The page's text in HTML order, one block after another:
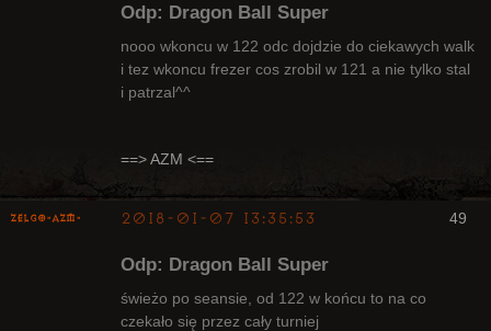
Odp: Dragon Ball Super
nooo wkoncu w 122 odc dojdzie do ciekawych walk
i tez wkoncu frezer cos zrobil w 121 a nie tylko stal
i patrzal^^
==> AZM <==
49
ZelgO-AZM- 2018-01-07 13:35:53
Odp: Dragon Ball Super
świeżo po seansie, od 122 w końcu to na co
czekało się przez cały turniej